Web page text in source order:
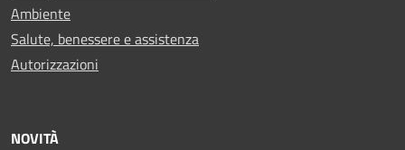
Ambiente
Salute, benessere e assistenza
Autorizzazioni
NOVITÀ